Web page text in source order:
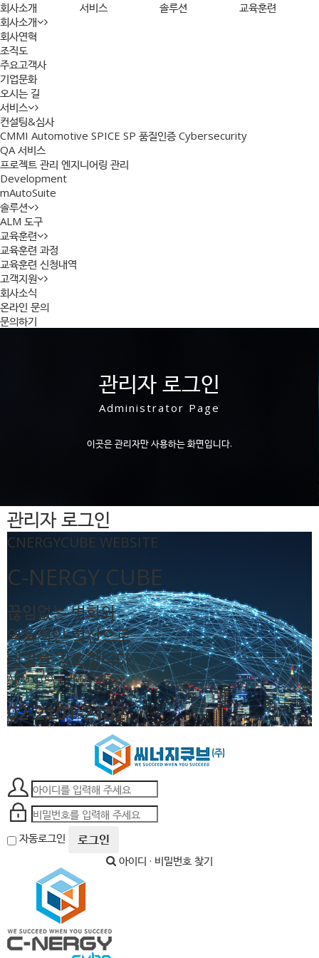
회사소개 서비스 솔루션
교육훈련
회사소개
회사연혁
조직도
주요고객사
기업문화
오시는 길
서비스
컨설팅&심사
CMMI Automotive SPICE SP 품질인증Cybersecurity
QA 서비스
프로젝트 관리 엔지니어링 관리
Development
mAutoSuite
솔루션
ALM 도구
교육훈련
교육훈련 과정
교육훈련 신청내역
고객지원
회사소식
온라인 문의
문의하기
관리자 로그인
Administrator Page
이곳은 관리자만 사용하는 화면입니다.
관리자 로그인
CNERGYCUBE WEBSITE
C-NERGY CUBE
끊임없는 변화와
역동적인 혁신으로
내일을 창조합니다.
AM 10:00 ~ PM 6:00
02-2101-2132
자동로그인 로그인
아이디 · 비밀번호 찾기